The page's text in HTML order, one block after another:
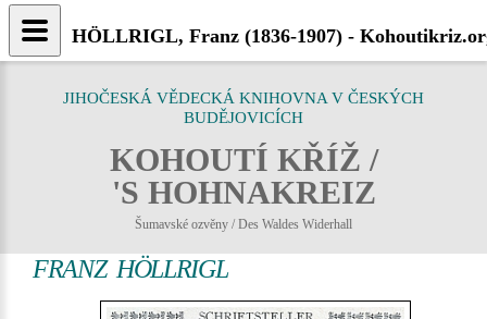
JIHOČESKÁ VĚDECKÁ KNIHOVNA V ČESKÝCH
BUDĚJOVICÍCH
KOHOUTÍ KŘÍŽ /
'S HOHNAKREIZ
Šumavské ozvěny / Des Waldes Widerhall
FRANZ HÖLLRIGL
HÖLLRIGL, Franz (1836-1907) -